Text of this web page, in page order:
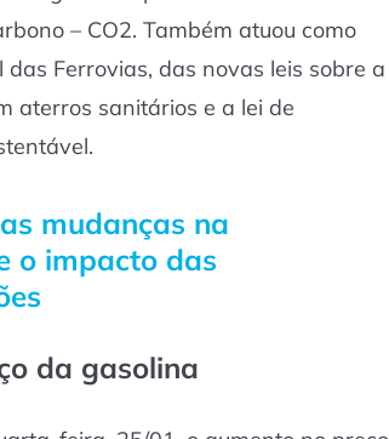
– CO2. Também atuou como
Ferrovias, das novas leis sobre a
aterros sanitários e a lei de
mudanças na
o impacto das
da gasolina